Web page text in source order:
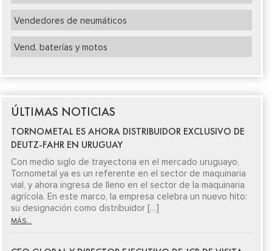
Vendedores de neumáticos
Vend. baterías y motos
ÚLTIMAS NOTICIAS
TORNOMETAL ES AHORA DISTRIBUIDOR EXCLUSIVO DE
DEUTZ-FAHR EN URUGUAY
Con medio siglo de trayectoria en el mercado uruguayo,
Tornometal ya es un referente en el sector de maquinaria
vial, y ahora ingresa de lleno en el sector de la maquinaria
agrícola. En este marco, la empresa celebra un nuevo hito:
su designación como distribuidor […]
MÁS...